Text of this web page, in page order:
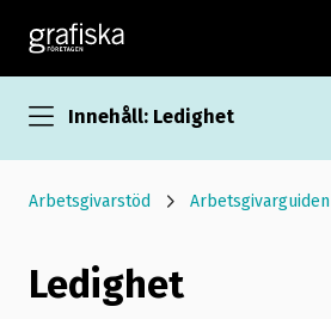
Innehåll: Ledighet
Arbetsgivarstöd Arbetsgivarguiden
Ledighet